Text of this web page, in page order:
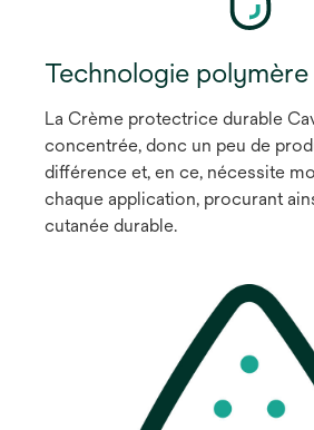
Technologie
La Crème protectrice durable
concentrée, donc un peu de
différence et, en ce, nécessite
chaque application, procurant
cutanée durable.